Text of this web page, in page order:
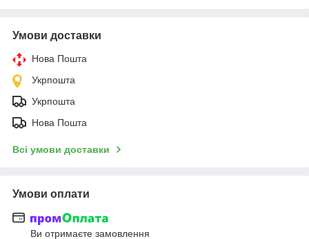
Умови доставки
Нова Пошта
Укрпошта
Укрпошта
Нова Пошта
Всі умови доставки
Умови оплати
Ви отримаєте замовлення